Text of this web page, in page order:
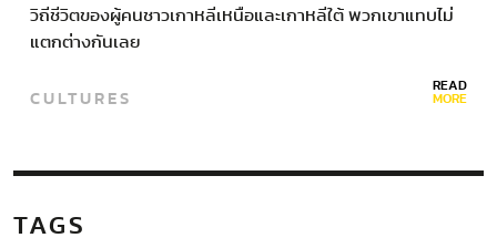
วิถีชีวิตของผู้คนชาวเกาหลีเหนือและเกาหลีใต้ พวกเขาแทบไม่
แตกต่างกันเลย
CULTURES READ
MORE
TAGS